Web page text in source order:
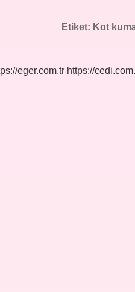
Etiket: Kot
eger.com.tr https://